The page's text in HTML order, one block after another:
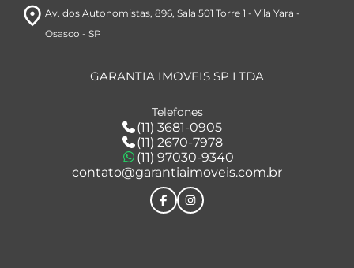
room Av. dos Autonomistas, 896, Sala 501 Torre 1 - Vila Yara -
Osasco - SP
GARANTIA IMOVEIS SP LTDA
Telefones
(11) 3681-0905
(11) 2670-7978
(11) 97030-9340
contato@garantiaimoveis.com.br